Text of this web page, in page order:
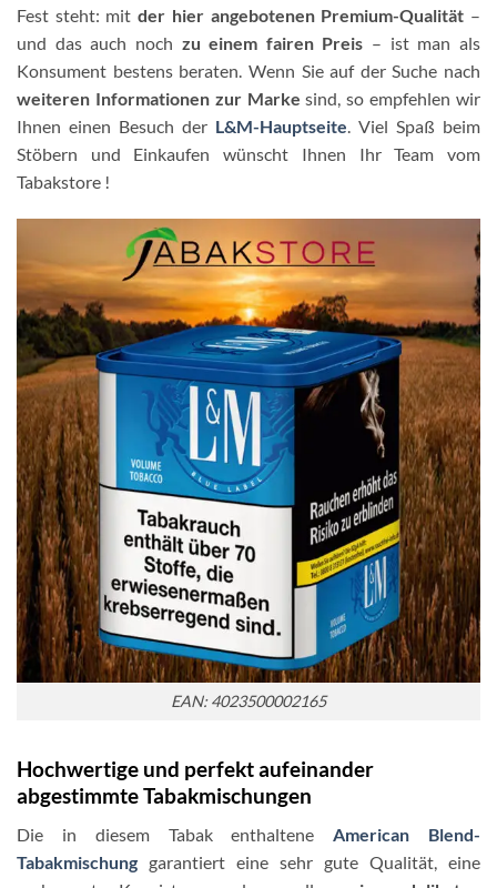
Fest steht: mitder hier angebotenen Premium-Qualität –
und das auch noch zu einem fairen Preis – ist man als
Konsument bestens beraten. Wenn Sie auf der Suche nach
weiteren Informationen zur Marke sind, so empfehlen wir
Ihnen einen Besuch der L&M-Hauptseite. Viel Spaß beim
Stöbern und Einkaufen wünscht Ihnen Ihr Team vom
Tabakstore !
EAN: 4023500002165
Hochwertige und perfekt aufeinander
abgestimmte Tabakmischungen
Die in diesem Tabak enthaltene American Blend-
Tabakmischung garantiert eine sehr gute Qualität, eine